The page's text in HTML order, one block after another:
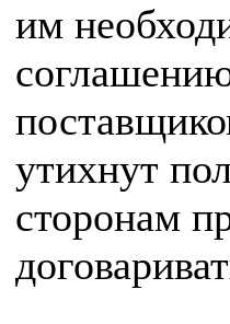
им
утихнут
сторонам